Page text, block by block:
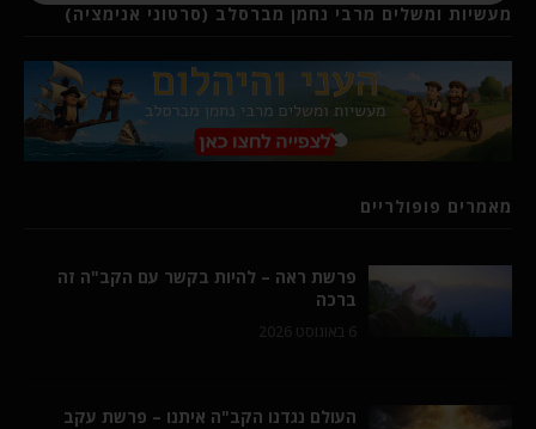
מעשיות ומשלים מרבי נחמן מברסלב (סרטוני אנימציה)
מאמרים פופולריים
פרשת ראה – להיות בקשר עם הקב"ה זה
ברכה
6 באוגוסט 2026
העולם נגדנו הקב"ה איתנו – פרשת עקב